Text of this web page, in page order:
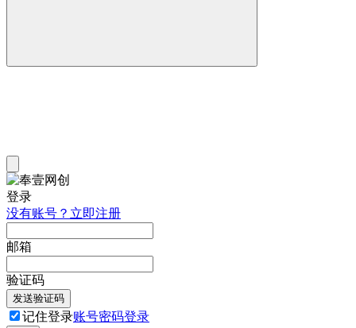
登录
没有账号？立即注册
邮箱
验证码
发送验证码
记住登录账号密码登录